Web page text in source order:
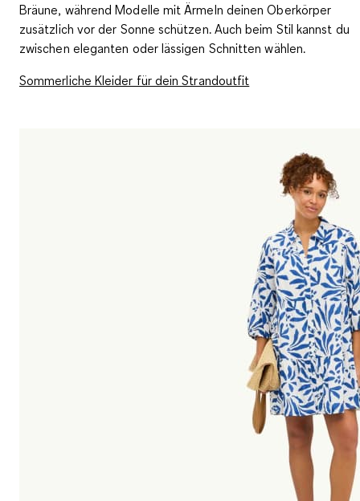
Bräune, während Modelle mit Ärmeln deinen Oberkörper
zusätzlich vor der Sonne schützen. Auch beim Stil kannst du
zwischen eleganten oder lässigen Schnitten wählen.
Sommerliche Kleider für dein Strandoutfit